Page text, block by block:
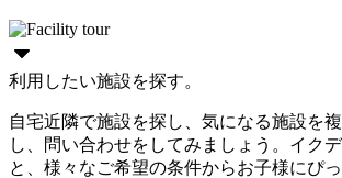
利用したい施設を探す。
自宅近隣で施設を探し、気になる施設を
し、問い合わせをしてみましょう。イク
と、様々なご希望の条件からお子様にぴ